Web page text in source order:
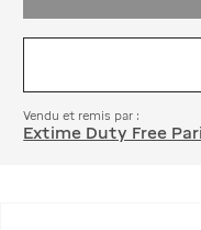
Vendu et remis par :
Extime Duty Free